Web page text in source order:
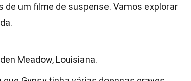
um filme de suspense. Vamos explorar
Meadow, Louisiana.